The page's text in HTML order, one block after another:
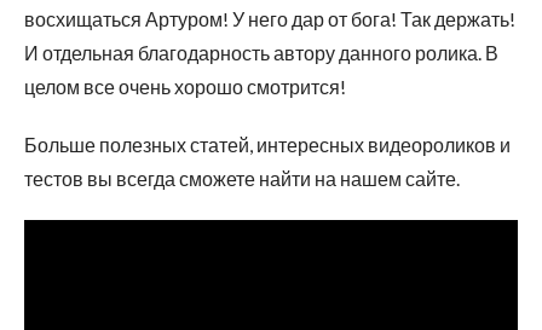
восхищаться Артуром! У него дар от бога! Так держать!
И отдельная благодарность автору данного ролика. В
целом все очень хорошо смотрится!
Больше полезных статей, интересных видеороликов и
тестов вы всегда сможете найти на нашем сайте.